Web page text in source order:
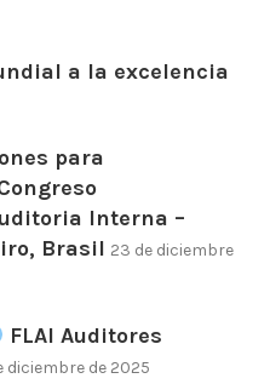
a la excelencia
para
Interna –
Brasil 23 de diciembre
FLAI Auditores
diciembre de 2025